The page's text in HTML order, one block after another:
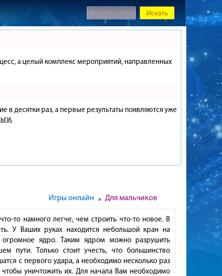
а целый комплекс мероприятий, направленных
в десятки раз, а первые результаты появляются уже
Игры онлайн » Для мальчиков
то намного легче, чем строить что-то новое. В
У Ваших руках находится небольшой кран на
ядро. Таким ядром можно разрушить
пути. Только стоит учесть, что большинство
с первого удара, а необходимо несколько раз
уничтожить их. Для начала Вам необходимо